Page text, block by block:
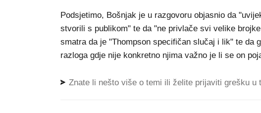
Podsjetimo, Bošnjak je u razgovoru objasnio da
stvorili s publikom" te da "ne privlače svi velike
smatra da je "Thompson specifičan slučaj i lik" te da
razloga gdje nije konkretno njima važno je li se on
Znate li nešto više o temi ili želite prijaviti grešku u